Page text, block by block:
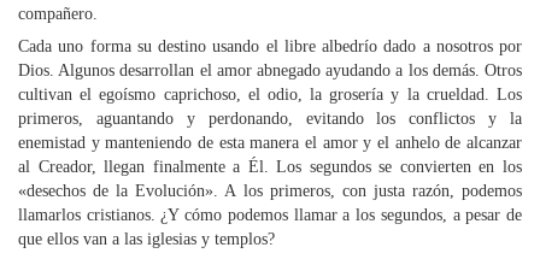
compañero.
Cada uno forma su destino usando el libre albedrío dado a nosotros por
Dios. Algunos desarrollan el amor abnegado ayudando a los demás. Otros
cultivan el egoísmo caprichoso, el odio, la grosería y la crueldad. Los
primeros, aguantando y perdonando, evitando los conflictos y la
enemistad y manteniendo de esta manera el amor y el anhelo de alcanzar
al Creador, llegan finalmente a Él. Los segundos se convierten en los
«desechos de la Evolución». A los primeros, con justa razón, podemos
llamarlos cristianos. ¿Y cómo podemos llamar a los segundos, a pesar de
que ellos van a las iglesias y templos?